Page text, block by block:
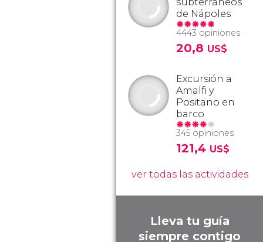
de Nápoles
4443 opiniones
20,8 US$
Excursión a
Amalfi y
Positano en
barco
345 opiniones
121,4 US$
ver todas las actividades
Lleva tu guía
siempre contigo